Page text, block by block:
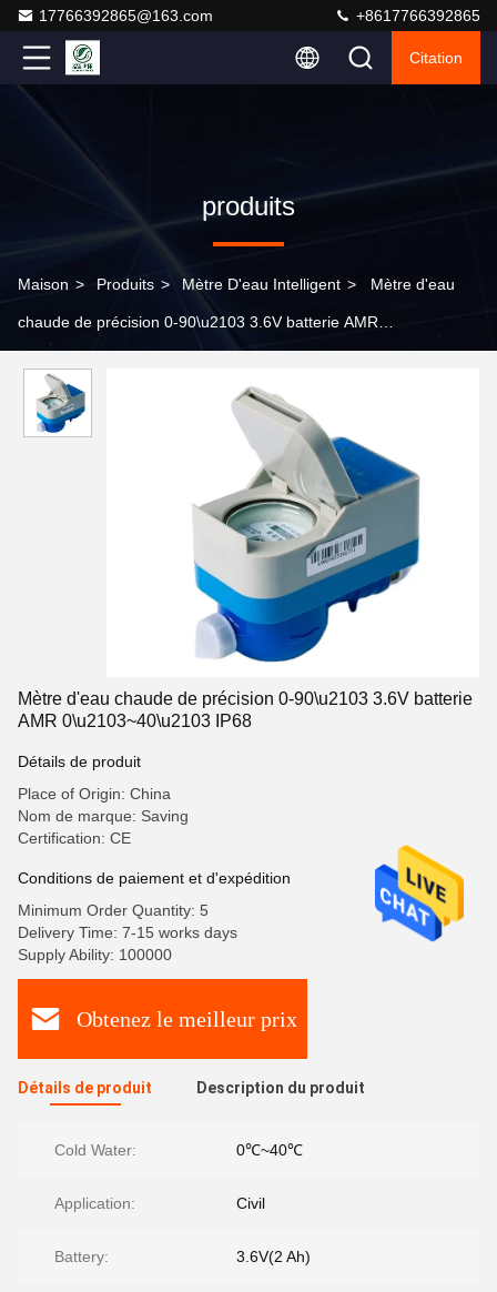
17766392865@163.com +8617766392865
Citation
produits
Maison > Produits > Mètre D'eau Intelligent > Mètre d'eau
chaude de précision 0-90\u2103 3.6V batterie AMR
Mètre d'eau chaude de précision 0-90\u2103 3.6V batterie
AMR 0\u2103~40\u2103 IP68
Détails de produit
Place of Origin: China
Nom de marque: Saving
Certification: CE
Conditions de paiement et d'expédition
Minimum Order Quantity: 5
Delivery Time: 7-15 works days
Supply Ability: 100000
Obtenez le meilleur prix
Détails de produit Description du produit
Cold Water: 0℃~40℃
Application: Civil
Battery: 3.6V(2 Ah)